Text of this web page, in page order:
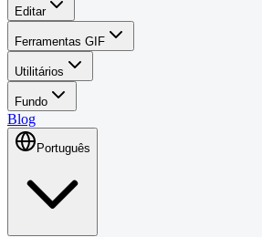
Editar
Ferramentas GIF
Utilitários
Fundo
Blog
Português